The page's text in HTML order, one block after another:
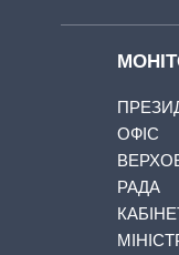
ОФІС
РАДА